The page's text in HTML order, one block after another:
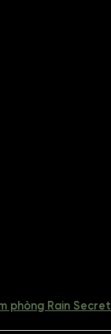
phòng Rain Secret